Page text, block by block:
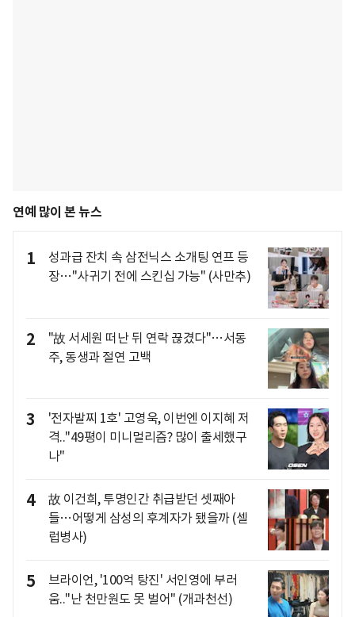
연예 많이 본 뉴스
1
성과급 잔치 속 삼전닉스 소개팅 연프 등
장…"사귀기 전에 스킨십 가능" (사만추)
2
"故 서세원 떠난 뒤 연락 끊겼다"…서동
주, 동생과 절연 고백
3
'전자발찌 1호' 고영욱, 이번엔 이지혜 저
격.."49평이 미니멀리즘? 많이 출세했구
나"
4
故 이건희, 투명인간 취급받던 셋째아
들…어떻게 삼성의 후계자가 됐을까 (셀
럽병사)
5
브라이언, '100억 탕진' 서인영에 부러
움.."난 천만원도 못 벌어" (개과천선)